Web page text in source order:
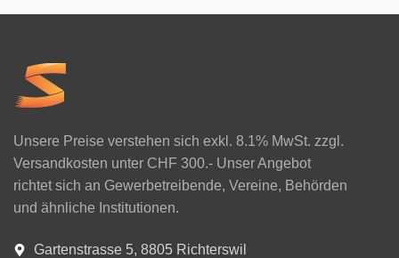
Unsere Preise verstehen sich exkl. 8.1% MwSt. zzgl.
Versandkosten unter CHF 300.- Unser Angebot
richtet sich an Gewerbetreibende, Vereine, Behörden
und ähnliche Institutionen.
Gartenstrasse 5, 8805 Richterswil